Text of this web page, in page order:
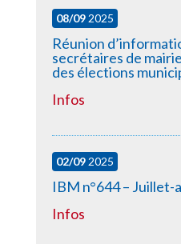
08/092025
Réunion
secrétaires de
des élections
Infos
02/092025
IBM n°644 – Juillet-
Infos